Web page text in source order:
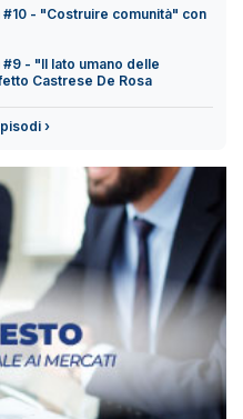
- "Costruire comunità" con
- "Il lato umano delle
Castrese De Rosa
›